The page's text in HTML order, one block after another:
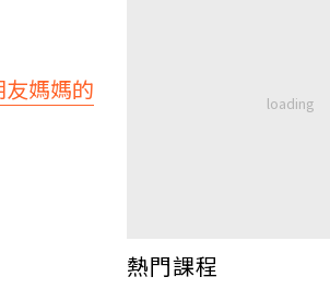
媽媽的
熱門課程